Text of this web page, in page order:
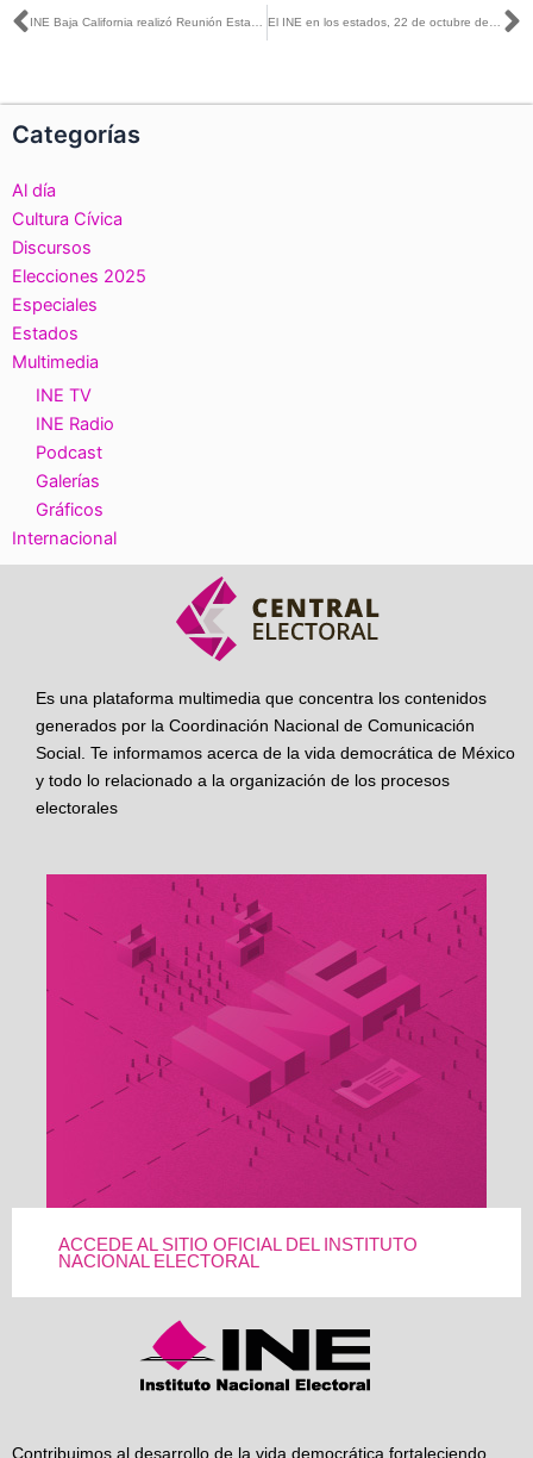
Ant
Categorías
Al día
Cultura Cívica
Discursos
Elecciones 2025
Especiales
Estados
Multimedia
INE TV
INE Radio
Podcast
Galerías
Gráficos
Internacional
Es una plataforma multimedia que concentra los contenidos
generados por la Coordinación Nacional de Comunicación
Social. Te informamos acerca de la vida democrática de México
y todo lo relacionado a la organización de los procesos
electorales
ACCEDE AL SITIO OFICIAL DEL INSTITUTO
NACIONAL ELECTORAL
Contribuimos al desarrollo de la vida democrática fortaleciendo